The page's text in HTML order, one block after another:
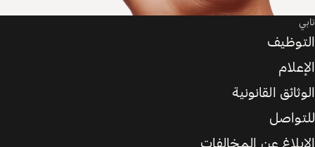
تابي
التوظيف
الإعلام
الوثائق القانونية
للتواصل
الإبلاغ عن المخالفات